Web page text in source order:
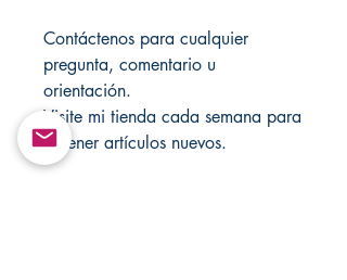
Contáctenos para cualquier
pregunta, comentario u
orientación.
Visite mi tienda cada semana para
obtener artículos nuevos.